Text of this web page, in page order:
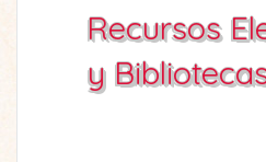
Recursos
y